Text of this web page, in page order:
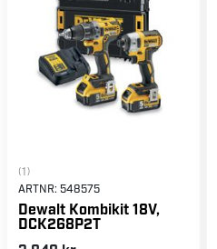
(1)
ARTNR: 548575
Dewalt Kombikit 18V,
DCK268P2T